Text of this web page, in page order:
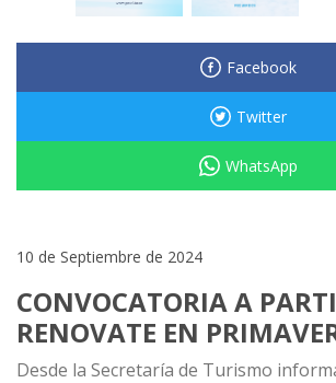
Facebook
Twitter
WhatsApp
10 de Septiembre de 2024
CONVOCATORIA A
RENOVATE EN
Desde la Secretaría de Turismo